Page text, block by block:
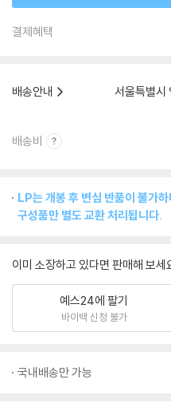
결제혜택
배송안내
서울특별시
배송비
LP는 개봉 후 변심 반품이 불가
구성품만 별도 교환 처리됩니다.
이미 소장하고 있다면 판매해 보세
예스24에 팔기
바이백 신청 불가
국내배송만 가능